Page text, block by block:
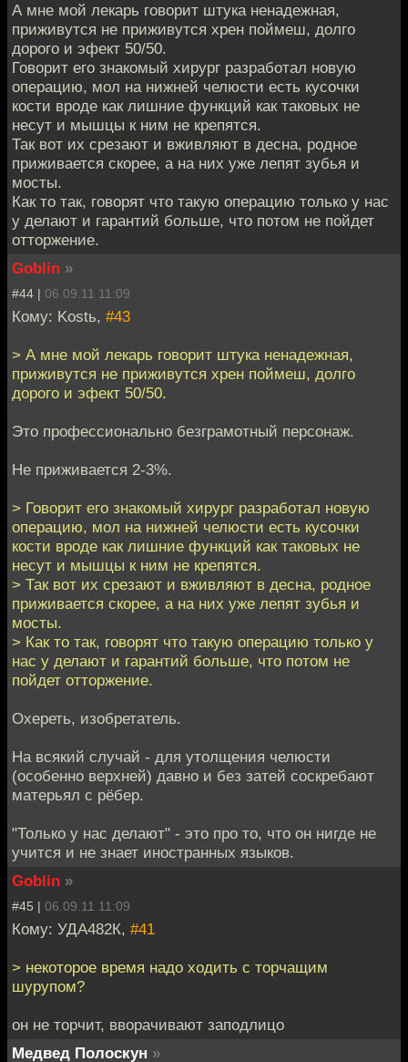
А мне мой лекарь говорит штука ненадежная,
приживутся не приживутся хрен поймеш, долго
дорого и эфект 50/50.
Говорит его знакомый хирург разработал новую
операцию, мол на нижней челюсти есть кусочки
кости вроде как лишние функций как таковых не
несут и мышцы к ним не крепятся.
Так вот их срезают и вживляют в десна, родное
приживается скорее, а на них уже лепят зубья и
мосты.
Как то так, говорят что такую операцию только у нас
у делают и гарантий больше, что потом не пойдет
отторжение.
Goblin »
#44 | 06.09.11 11:09
Кому: Kostь, #43
> А мне мой лекарь говорит штука ненадежная,
приживутся не приживутся хрен поймеш, долго
дорого и эфект 50/50.
Это профессионально безграмотный персонаж.
Не приживается 2-3%.
> Говорит его знакомый хирург разработал новую
операцию, мол на нижней челюсти есть кусочки
кости вроде как лишние функций как таковых не
несут и мышцы к ним не крепятся.
> Так вот их срезают и вживляют в десна, родное
приживается скорее, а на них уже лепят зубья и
мосты.
> Как то так, говорят что такую операцию только у
нас у делают и гарантий больше, что потом не
пойдет отторжение.
Охереть, изобретатель.
На всякий случай - для утолщения челюсти
(особенно верхней) давно и без затей соскребают
матерьял с рёбер.
"Только у нас делают" - это про то, что он нигде не
учится и не знает иностранных языков.
Goblin »
#45 | 06.09.11 11:09
Кому: УДА482К, #41
> некоторое время надо ходить с торчащим
шурупом?
он не торчит, вворачивают заподлицо
Медвед Полоскун »